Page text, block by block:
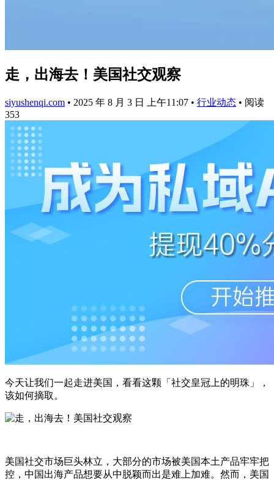
走，出海去！美国社交观察
siyushenqi.com • 2025 年 8 月 3 日 上午11:07 • 行业动态 • 阅读
353
今天让我们一起走进美国，看看这颗「社交皇冠上的明珠」，
该如何摘取。
美国社交市场巨头林立，大部分的市场被美国本土产品牢牢把
控，中国出海产品想要从中脱颖而出是难上加难。然而，美国